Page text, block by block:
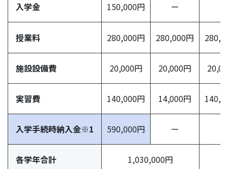
入学金 150,000円 ー
授業料 280,000円 280,000円
施設設備費 20,000円 20,000円
実習費 140,000円 14,000円
入学手続時納入金※1 590,000円 ー
各学年合計 1,030,000円